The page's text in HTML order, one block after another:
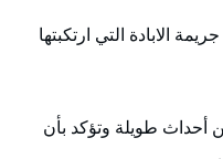
الابادة التي ارتكبتها
أحداث طويلة وتؤكد بأن